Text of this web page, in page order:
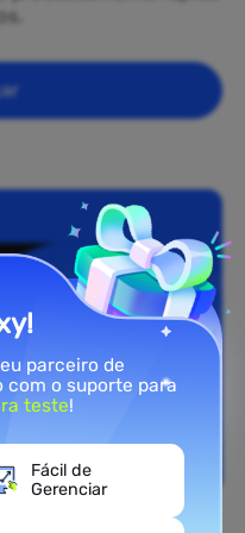
parceiro de
o suporte para
teste!
Fácil de
Gerenciar